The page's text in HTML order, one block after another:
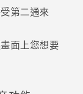
第二通來
面上您想要